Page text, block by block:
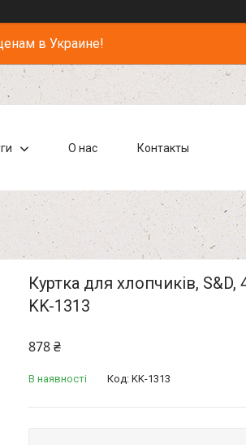
в Украине!
О нас Контакты
Куртка для хлопчиків,
KK-1313
878 ₴
В наявності Код: KK-1313